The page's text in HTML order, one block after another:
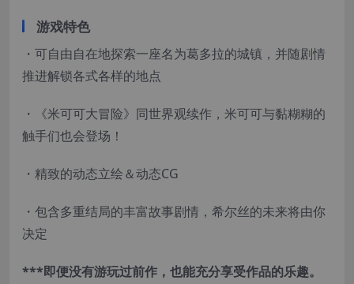
游戏特色
・可自由自在地探索一座名为葛多拉的城镇，并随剧情
推进解锁各式各样的地点
・《米可可大冒险》同世界观续作，米可可与黏糊糊的
触手们也会登场！
・精致的动态立绘＆动态CG
・包含多重结局的丰富故事剧情，希尔丝的未来将由你
决定
***即便没有游玩过前作，也能充分享受作品的乐趣。